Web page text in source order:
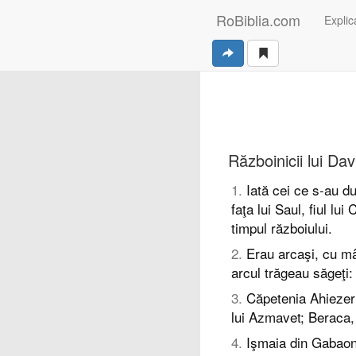
RoBiblia.com
Războinicii lui
1. Iată cei ce s-au
faţa lui Saul, fiul lui
timpul războiului.
2. Erau arcaşi, cu
arcul trăgeau
3. Căpetenia
lui Azmavet;
4. Işmaia din